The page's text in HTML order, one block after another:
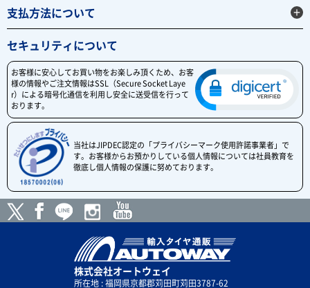
支払方法について
セキュリティについて
お客様に安心してお買い物をお楽しみ頂くため、お客
様の情報やご注文情報はSSL（Secure Socket Laye
r）による暗号化通信を利用し安全に送受信を行って
おります。
当社はJIPDEC認定の「プライバシーマーク使用許諾事業者」で
す。お客様からお預かりしている個人情報については社員教育を
徹底し個人情報の保護に努めております。
株式会社オートウェイ
所在地 : 福岡県京都郡苅田町苅田3787-62